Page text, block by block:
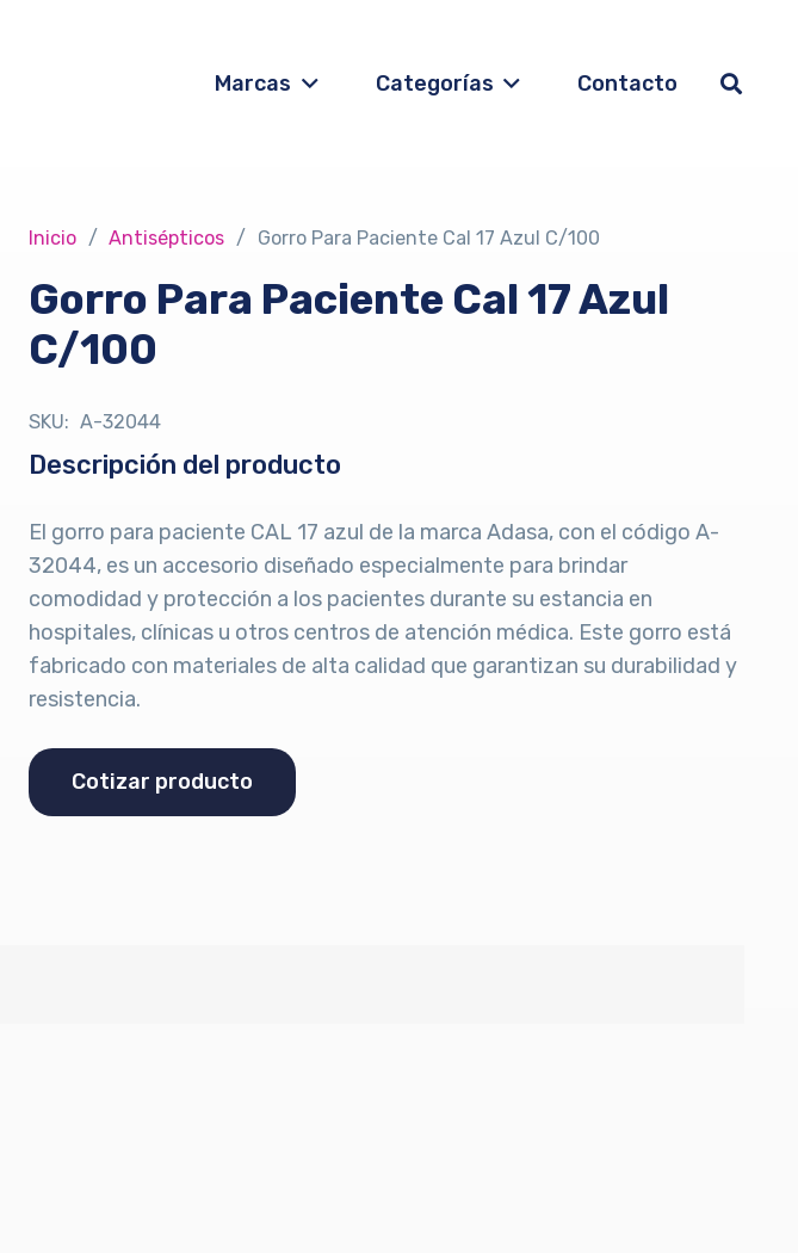
Marcas Categorías Contacto
Inicio / Antisépticos / Gorro Para Paciente Cal 17 Azul C/100
Gorro Para Paciente Cal 17 Azul
C/100
SKU: A-32044
Descripción del producto
El gorro para paciente CAL 17 azul de la marca Adasa, con el código A-
32044, es un accesorio diseñado especialmente para brindar
comodidad y protección a los pacientes durante su estancia en
hospitales, clínicas u otros centros de atención médica. Este gorro está
fabricado con materiales de alta calidad que garantizan su durabilidad y
resistencia.
Cotizar producto